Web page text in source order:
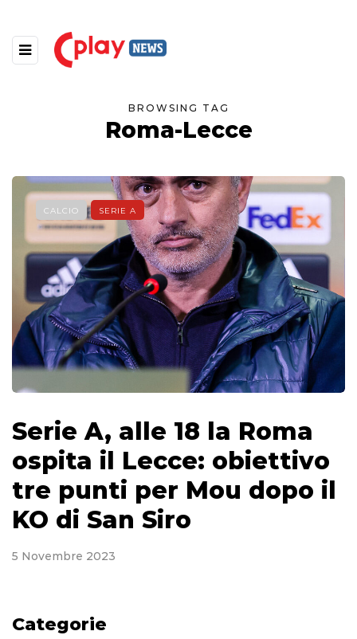
BROWSING TAG
Roma-Lecce
CALCIO SERIE A
Serie A, alle 18 la Roma
ospita il Lecce: obiettivo
tre punti per Mou dopo il
KO di San Siro
5 Novembre 2023
Categorie